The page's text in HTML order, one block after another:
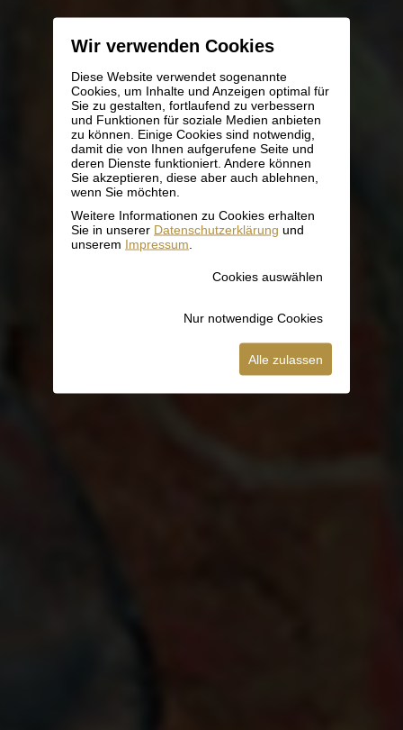
Wir verwenden Cookies
Diese Website verwendet sogenannte
Cookies, um Inhalte und Anzeigen optimal für
Sie zu gestalten, fortlaufend zu verbessern
und Funktionen für soziale Medien anbieten
zu können. Einige Cookies sind notwendig,
damit die von Ihnen aufgerufene Seite und
deren Dienste funktioniert. Andere können
Sie akzeptieren, diese aber auch ablehnen,
wenn Sie möchten.
Weitere Informationen zu Cookies erhalten
Sie in unserer Datenschutzerklärung und
unserem Impressum
Cookies auswählen
Nur notwendige Cookies
Alle zulassen